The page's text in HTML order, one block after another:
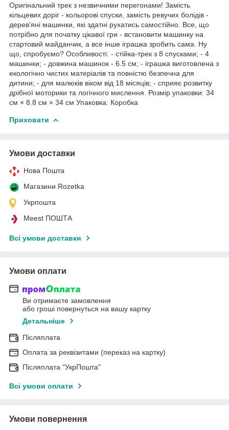
Оригінальний трек з незвичними перегонами! Замість
кільцевих доріг - кольорові спуски, замість ревучих болідів -
дерев’яні машинки, які здатні рухатись самостійно. Все, що
потрібно для початку цікавої гри - встановити машинку на
стартовий майданчик, а все інше іграшка зробить сама. Ну
що, спробуємо? Особливості: - стійка-трек з 8 спусками; - 4
машинки; - довжина машинок - 6.5 см; - іграшка виготовлена з
екологічно чистих матеріалів та повністю безпечна для
дитини; - для малюків віком від 18 місяців; - сприяє розвитку
дрібної моторики та логічного мислення. Розмір упаковки: 34
см × 8.8 см × 34 см Упаковка: Коробка
Приховати
Умови доставки
Нова Пошта
Магазини Rozetka
Укрпошта
Meest ПОШТА
Всі умови доставки
Умови оплати
Ви отримаєте замовлення
або гроші повернуться на вашу картку
Детальніше
Післяплата
Оплата за реквізитами (переказ на картку)
Післяплата "УкрПошта"
Всі умови оплати
Умови повернення